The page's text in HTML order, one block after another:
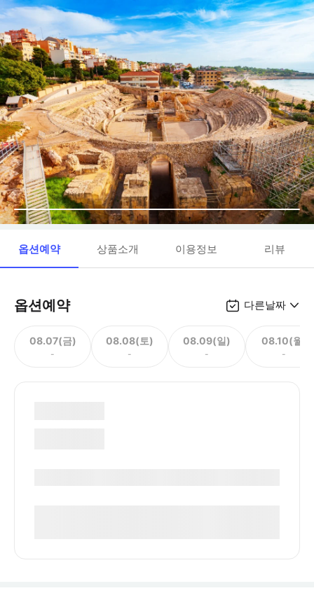
옵션예약 상품소개 이용정보 리뷰
옵션예약 다른날짜
08.07(금)
-
08.08(토)
-
08.09(일)
-
08.10(월)
-